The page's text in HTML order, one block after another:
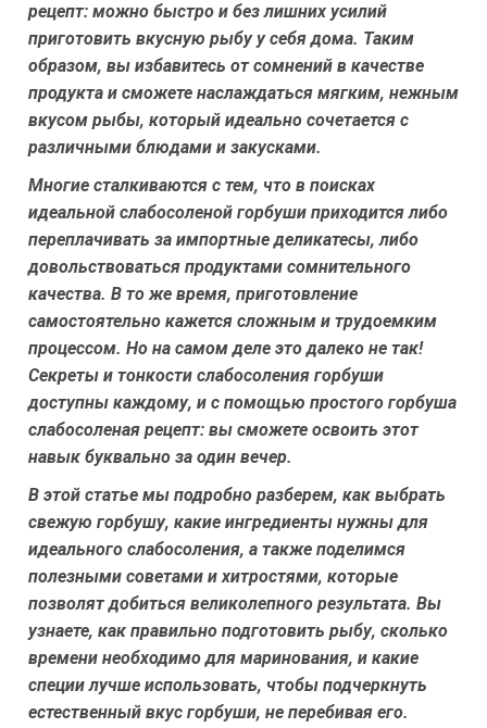
рецепт: можно быстро и без лишних усилий
приготовить вкусную рыбу у себя дома. Таким
образом, вы избавитесь от сомнений в качестве
продукта и сможете наслаждаться мягким, нежным
вкусом рыбы, который идеально сочетается с
различными блюдами и закусками.
Многие сталкиваются с тем, что в поисках
идеальной слабосоленой горбуши приходится либо
переплачивать за импортные деликатесы, либо
довольствоваться продуктами сомнительного
качества. В то же время, приготовление
самостоятельно кажется сложным и трудоемким
процессом. Но на самом деле это далеко не так!
Секреты и тонкости слабосоления горбуши
доступны каждому, и с помощью простого горбуша
слабосоленая рецепт: вы сможете освоить этот
навык буквально за один вечер.
В этой статье мы подробно разберем, как выбрать
свежую горбушу, какие ингредиенты нужны для
идеального слабосоления, а также поделимся
полезными советами и хитростями, которые
позволят добиться великолепного результата. Вы
узнаете, как правильно подготовить рыбу, сколько
времени необходимо для маринования, и какие
специи лучше использовать, чтобы подчеркнуть
естественный вкус горбуши, не перебивая его.